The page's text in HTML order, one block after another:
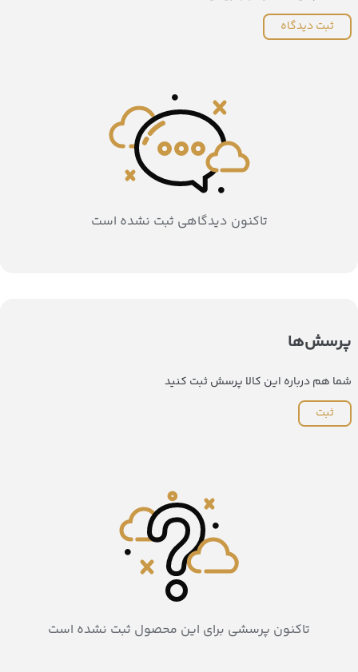
ثبت دیدگاه
تاکنون دیدگاهی ثبت نشده است
پرسش‌ها
شما هم درباره این کالا پرسش ثبت کنید
ثبت
تاکنون پرسشی برای این محصول ثبت نشده است